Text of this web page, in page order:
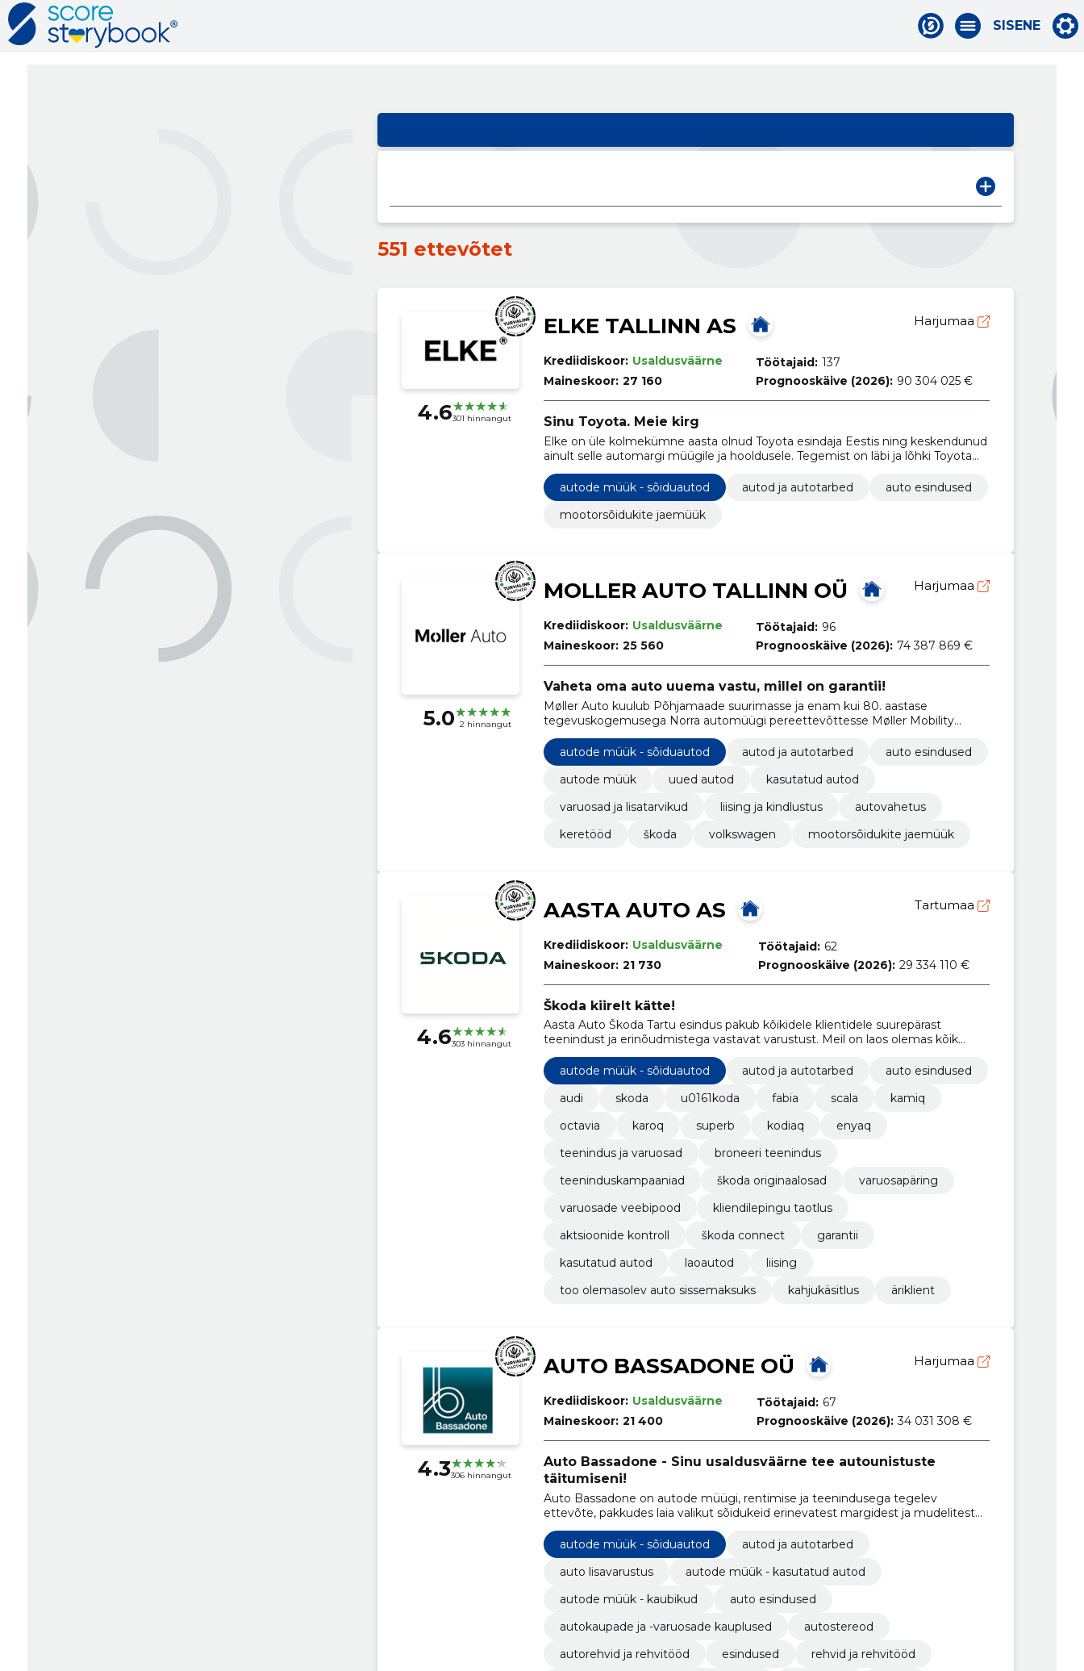
SISENE
551 ettevõtet
4.6301 hinnangut
ELKE TALLINN AS Harjumaa
Krediidiskoor: Usaldusväärne
Maineskoor: 27 160
Töötajaid: 137
Prognooskäive (2026): 90 304 025 €
Sinu Toyota. Meie kirg
Elke on üle kolmekümne aasta olnud Toyota esindaja Eestis ning keskendunud
ainult selle automargi müügile ja hooldusele. Tegemist on läbi ja lõhki Toyota
asjatundjatega.
autode müük - sõiduautod
autod ja autotarbed
auto esindused
mootorsõidukite jaemüük
5.0 2 hinnangut
MOLLER AUTO TALLINN OÜ Harjumaa
Krediidiskoor: Usaldusväärne
Maineskoor: 25 560
Töötajaid: 96
Prognooskäive (2026): 74 387 869 €
Vaheta oma auto uuema vastu, millel on garantii!
Møller Auto kuulub Põhjamaade suurimasse ja enam kui 80. aastase
tegevuskogemusega Norra automüügi pereettevõttesse Møller Mobility
autode müük - sõiduautod
autod ja autotarbed
auto esindused
autode müük
uued autod
kasutatud autod
varuosad ja lisatarvikud
liising ja kindlustus
autovahetus
keretööd
škoda volkswagen mootorsõidukite jaemüük
4.6303 hinnangut
AASTA AUTO AS Tartumaa
Krediidiskoor: Usaldusväärne
Maineskoor: 21 730
Töötajaid: 62
Prognooskäive (2026): 29 334 110 €
Škoda kiirelt kätte!
Aasta Auto Škoda Tartu esindus pakub kõikidele klientidele suurepärast
teenindust ja erinõudmistega vastavat varustust. Meil on laos olemas kõik
vajalikud mudelid ja varuosad ning tule proovisõidule, et näha ja tunda seda
erilist Škoda kogemust!
autode müük - sõiduautod autod ja autotarbed
auto esindused
audi
skoda u0161koda fabia scala
kamiq
octavia
karoq superb kodiaq
enyaq
teenindus ja varuosad
broneeri teenindus
teeninduskampaaniad
škoda originaalosad
varuosapäring
varuosade veebipood
kliendilepingu taotlus
aktsioonide kontroll
škoda connect
garantii
kasutatud autod
laoautod
liising
too olemasolev auto sissemaksuks
kahjukäsitlus äriklient
4.3306 hinnangut
AUTO BASSADONE OÜ Harjumaa
Krediidiskoor: Usaldusväärne
Maineskoor: 21 400
Töötajaid: 67
Prognooskäive (2026): 34 031 308 €
Auto Bassadone - Sinu usaldusväärne tee autounistuste
täitumiseni!
Auto Bassadone on autode müügi, rentimise ja teenindusega tegelev
ettevõte, pakkudes laia valikut sõidukeid erinevatest margidest ja mudelitest
ning mitmesuguseid teenuseid, sealhulgas hooldust, remonti ja varuosade
müüki.
autode müük - sõiduautod
autod ja autotarbed
auto lisavarustus
autode müük - kasutatud autod
autode müük - kaubikud
auto esindused
autokaupade ja -varuosade kauplused
autostereod
autorehvid ja rehvitööd
esindused
rehvid ja rehvitööd